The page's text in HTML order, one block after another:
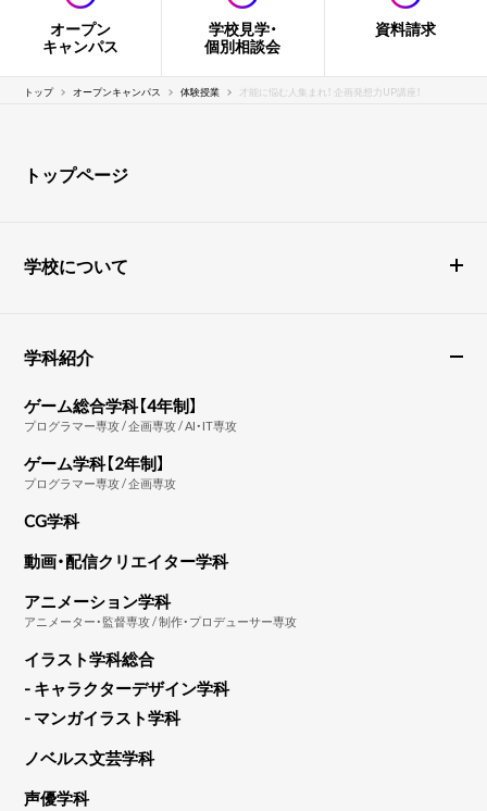
オープン
キャンパス
学校見学・
個別相談会
資料請求
トップ オープンキャンパス 体験授業 才能に悩む人集まれ！ 企画発想力UP講座！
トップページ
学校について
学科紹介
ゲーム総合学科【4年制】
プログラマー専攻 / 企画専攻 / AI・IT専攻
ゲーム学科【2年制】
プログラマー専攻 / 企画専攻
CG学科
動画・配信クリエイター学科
アニメーション学科
アニメーター・監督専攻 / 制作・プロデューサー専攻
イラスト学科総合
- キャラクターデザイン学科
- マンガイラスト学科
ノベルス文芸学科
声優学科